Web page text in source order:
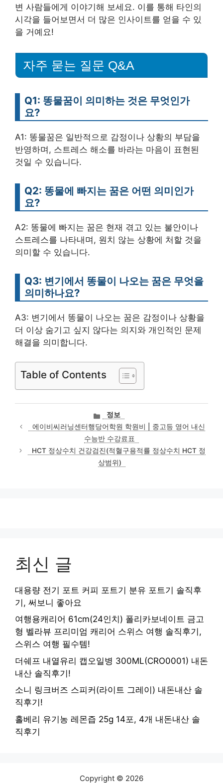
변 사람들에게 이야기해 보세요. 이를 통해 타인의
시각을 들어보면서 더 많은 인사이트를 얻을 수 있
을 거예요!
자주 묻는 질문 Q&A
Q1: 똥물꿈이 의미하는 것은 무엇인가
요?
A1: 똥물꿈은 일반적으로 감정이나 상황의 부담을
반영하며, 스트레스 해소를 바라는 마음이 표현된
것일 수 있습니다.
Q2: 똥물에 빠지는 꿈은 어떤 의미인가
요?
A2: 똥물에 빠지는 꿈은 현재 겪고 있는 불안이나
스트레스를 나타내며, 원치 않는 상황에 처할 것을
의미할 수 있습니다.
Q3: 변기에서 똥물이 나오는 꿈은 무엇을
의미하나요?
A3: 변기에서 똥물이 나오는 꿈은 감정이나 상황을
더 이상 숨기고 싶지 않다는 의지와 개인적인 문제
해결을 의미합니다.
Table of Contents
카
테
고
리
정보
에이비씨러닝센터행당어학원 학원비 | 중고등 영어 내신
수능반 수강료표
HCT 정상수치 건강검진(적혈구용적률 정상수치 HCT 정
상범위)
최신 글
대용량 전기 포트 커피 포트기 분유 포트기 솔직후
기, 써보니 좋아요
여행용캐리어 61cm(24인치) 폴리카보네이트 금고
형 벨라뷰 프리미엄 캐리어 스위스 여행 솔직후기,
스위스 여행 필수템!
더쉐프 내열유리 캡오일병 300ML(CRO0001) 내돈
내산 솔직후기!
소니 링크버즈 스피커(라이트 그레이) 내돈내산 솔
직후기!
홀베리 유기농 레몬즙 25g 14포, 4개 내돈내산 솔
직후기
Copyright © 2026